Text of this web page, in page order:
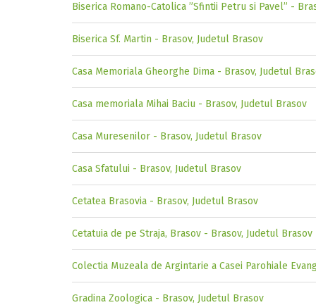
Biserica Romano-Catolica ”Sfintii Petru si Pavel” -
Biserica Sf. Martin - Brasov, Judetul Brasov
Casa Memoriala Gheorghe Dima - Brasov, Judetul
Casa memoriala Mihai Baciu - Brasov, Judetul Brasov
Casa Muresenilor - Brasov, Judetul Brasov
Casa Sfatului - Brasov, Judetul Brasov
Cetatea Brasovia - Brasov, Judetul Brasov
Cetatuia de pe Straja, Brasov - Brasov, Judetul Brasov
Colectia Muzeala de Argintarie a Casei Parohiale
Gradina Zoologica - Brasov, Judetul Brasov